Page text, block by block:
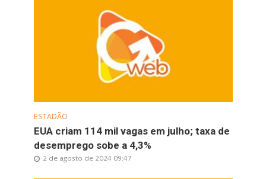
ESTADÃO
EUA criam 114 mil vagas em julho; taxa de
desemprego sobe a 4,3%
2 de agosto de 2024 09:47